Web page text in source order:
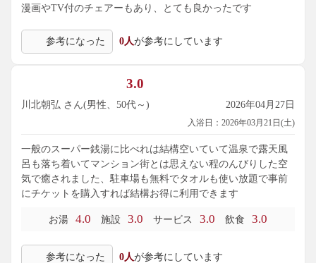
漫画やTV付のチェアーもあり、とても良かったです
参考になった 0人が参考にしています
3.0
川北朝弘 さん(男性、50代～) 2026年04月27日
入浴日：2026年03月21日(土)
一般のスーパー銭湯に比べれは結構空いていて温泉で露天風
呂も落ち着いてマンション街とは思えない程のんびりした空
気で癒されました、駐車場も無料でタオルも使い放題で事前
にチケットを購入すれば結構お得に利用できます
お湯 4.0 施設 3.0 サービス 3.0 飲食 3.0
参考になった 0人が参考にしています